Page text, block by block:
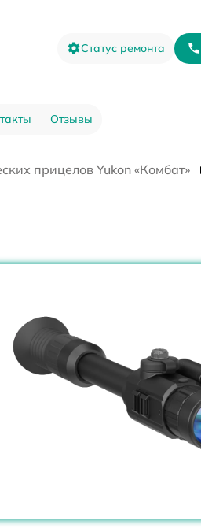
Статус ремонта
Отзывы
прицелов Yukon «Комбат»